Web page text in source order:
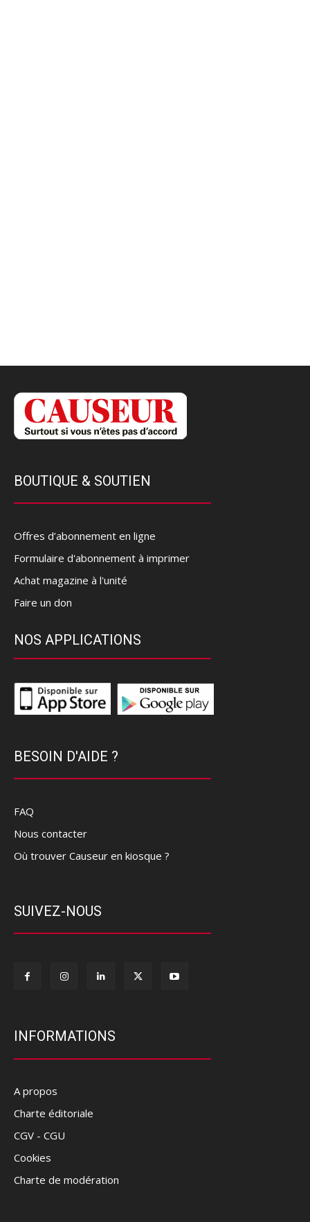
BOUTIQUE & SOUTIEN
Offres d’abonnement en ligne
Formulaire d'abonnement à imprimer
Achat magazine à l'unité
Faire un don
NOS APPLICATIONS
BESOIN D'AIDE ?
FAQ
Nous contacter
Où trouver Causeur en kiosque ?
SUIVEZ-NOUS
INFORMATIONS
A propos
Charte éditoriale
CGV - CGU
Cookies
Charte de modération